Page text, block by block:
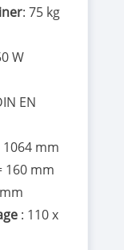
: 75 kg
W
EN
mm
160 mm
: 110 x